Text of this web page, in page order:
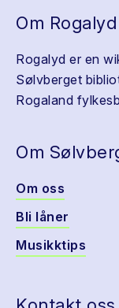
Om Rogalyd
Rogalyd er en
Sølvberget
Rogaland
Om
Om oss
Bli låner
Musikktips